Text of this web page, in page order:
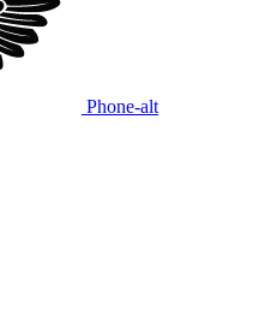
Phone-alt